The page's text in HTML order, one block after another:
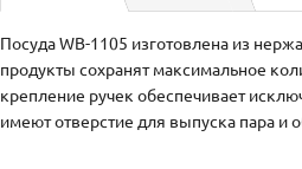
Посуда WB-1105 изготовлена из
продукты сохранят максимальное
крепление ручек обеспечивает
имеют отверстие для выпуска пара и